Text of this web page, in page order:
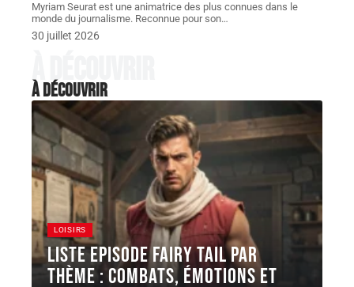
Myriam Seurat est une animatrice des plus connues dans le
monde du journalisme. Reconnue pour son…
30 juillet 2026
À découvrir
À découvrir
LOISIRS
Liste episode Fairy Tail par
thème : combats, émotions et